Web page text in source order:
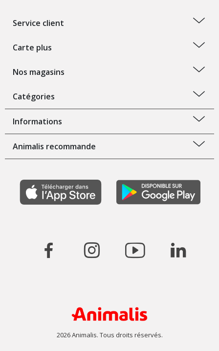
Service client
Carte plus
Nos magasins
Catégories
Informations
Animalis recommande
2026 Animalis. Tous droits réservés.